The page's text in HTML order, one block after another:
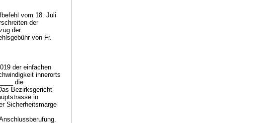
vom 18. Juli
der
der
von Fr.
der einfachen
innerorts
die
Bezirksgericht
in
Sicherheitsmarge